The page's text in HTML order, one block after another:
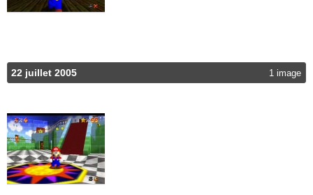
22 juillet 2005 1 image